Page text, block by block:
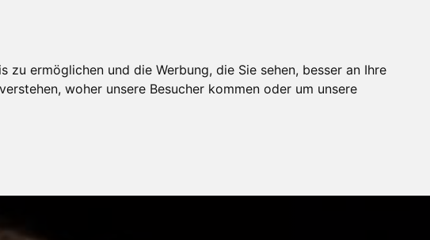
ermöglichen und die Werbung, die Sie sehen, besser an Ihre
woher unsere Besucher kommen oder um unsere